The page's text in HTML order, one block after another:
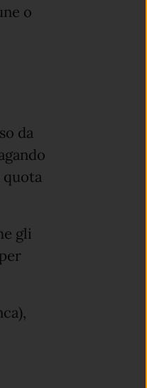
o
da
quota
gli